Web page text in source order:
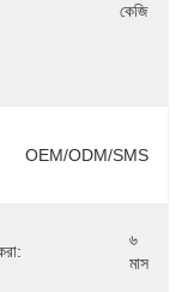
কেজি
OEM/ODM/SMS
৬
মাস